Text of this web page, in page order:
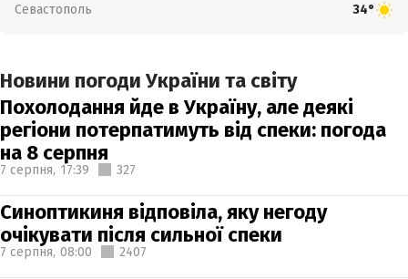
Севастополь 34°
Новини погоди України та світу
Похолодання йде в Україну, але деякі
регіони потерпатимуть від спеки: погода
на 8 серпня
7 серпня, 17:39 327
Синоптикиня відповіла, яку негоду
очікувати після сильної спеки
7 серпня, 08:00 2407